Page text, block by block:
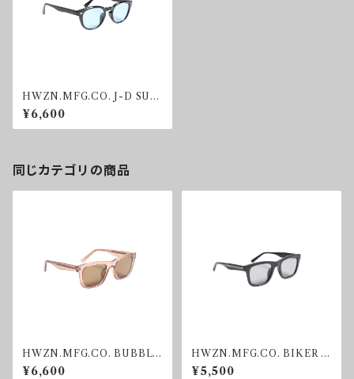
HWZN.MFG.CO. J-D SUN
GLASS BLUE
¥6,600
同じカテゴリの商品
HWZN.MFG.CO. BUBBLE
GUM SUNGRASS
¥6,600
HWZN.MFG.CO. BIKER S
HADE GREY
¥5,500